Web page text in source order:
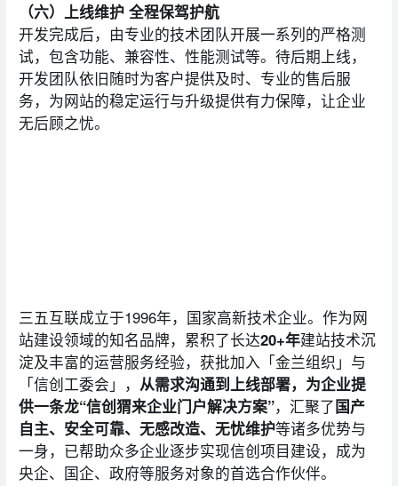
（六）上线维护 全程保驾护航
开发完成后，由专业的技术团队开展一系列的严格测
试，包含功能、兼容性、性能测试等。待后期上线，
开发团队依旧随时为客户提供及时、专业的售后服
务，为网站的稳定运行与升级提供有力保障，让企业
无后顾之忧。
三五互联成立于1996年，国家高新技术企业。作为网
站建设领域的知名品牌，累积了长达20+年建站技术沉
淀及丰富的运营服务经验，获批加入「金兰组织」与
「信创工委会」， 从需求沟通到上线部署，为企业提
供一条龙“信创猬来企业门户解决方案”，汇聚了国产
自主、安全可靠、无感改造、无忧维护等诸多优势与
一身，已帮助众多企业逐步实现信创项目建设，成为
央企、国企、政府等服务对象的首选合作伙伴。